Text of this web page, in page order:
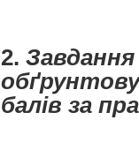
2.
балів за